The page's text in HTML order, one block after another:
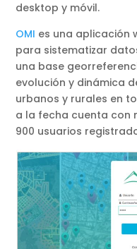
desktop y móvil.
OMI es una aplicación
para sistematizar
una base
evolución y dinámica
urbanos y rurales en
a la fecha cuenta con
900 usuarios